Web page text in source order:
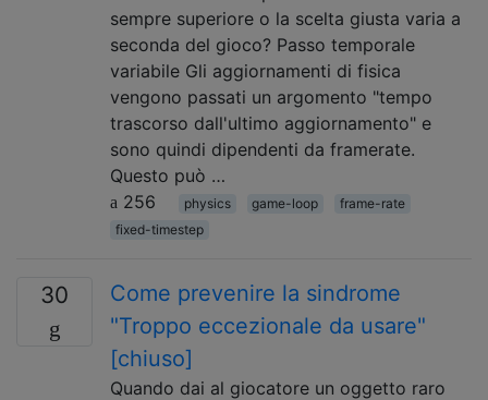
sempre superiore o la scelta giusta varia a
seconda del gioco? Passo temporale
variabile Gli aggiornamenti di fisica
vengono passati un argomento "tempo
trascorso dall'ultimo aggiornamento" e
sono quindi dipendenti da framerate.
Questo può …
256
physics game-loop
frame-rate
fixed-timestep
30
Come prevenire la sindrome
"Troppo eccezionale da usare"
[chiuso]
Quando dai al giocatore un oggetto raro